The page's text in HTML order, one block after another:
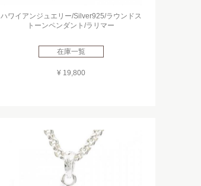
ハワイアンジュエリー/Silver925/ラウンドス
トーンペンダント/ラリマー
在庫一覧
¥ 19,800